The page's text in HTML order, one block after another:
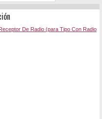
Receptor De Radio (para Tipo Con Radio